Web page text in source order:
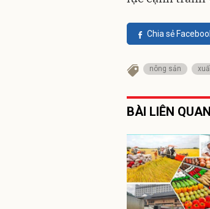
Chia sẻ
nông sản
BÀI LIÊN QUAN